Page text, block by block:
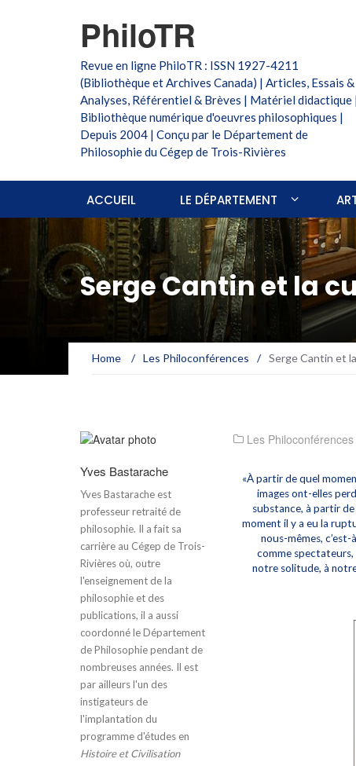
PhiloTR
Revue en ligne PhiloTR : ISSN 1927-4211
(Bibliothèque et Archives Canada) | Articles, Essais &
Analyses, Référentiel & Brèves | Matériel didactique
Bibliothèque numérique d'oeuvres philosophiques |
Depuis 2004 | Conçu par le Département de
Philosophie du Cégep de Trois-Rivières
ACCUEIL LE DÉPARTEMENT
Serge Cantin et la
Home / Les Philoconférences / Serge Cantin et
Yves Bastarache
Yves Bastarache est
professeur retraité de
philosophie. Il a fait sa
carrière au Cégep de Trois-
Rivières où, outre
l'enseignement de la
philosophie et des
publications, il a aussi
coordonné le Département
de Philosophie pendant de
nombreuses années. Il est
par ailleurs l'un des
instigateurs de
l'implantation du
programme d'études en
Histoire et Civilisation
Les Philoconférences
«À partir de quel
images ont-elles
substance, à partir de
moment il y a eu la
nous-mêmes,
comme spectateurs,
notre solitude, à